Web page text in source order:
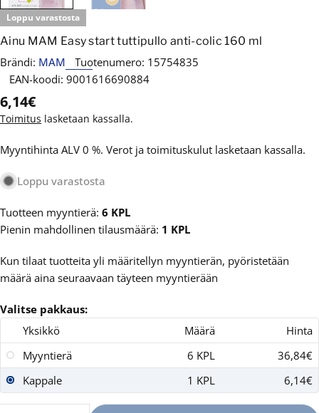
Loppu varastosta
Ainu MAM Easy start tuttipullo anti-colic 160 ml
Brändi: MAM Tuotenumero: 15754835
EAN-koodi: 9001616690884
Normaalihinta
6,14€
Toimitus lasketaan kassalla.
Myyntihinta ALV 0 %. Verot ja toimituskulut lasketaan kassalla.
Loppu varastosta
Tuotteen myyntierä: 6 KPL
Pienin mahdollinen tilausmäärä: 1 KPL
Kun tilaat tuotteita yli määritellyn myyntierän, pyöristetään
määrä aina seuraavaan täyteen myyntierään
Valitse pakkaus:
Yksikkö
Määrä
Hinta
Myyntierä
6 KPL
36,84€
Kappale
1 KPL 6,14€